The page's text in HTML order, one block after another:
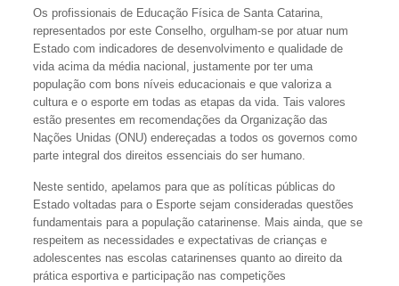
Os profissionais de Educação Física de Santa Catarina,
representados por este Conselho, orgulham-se por atuar num
Estado com indicadores de desenvolvimento e qualidade de
vida acima da média nacional, justamente por ter uma
população com bons níveis educacionais e que valoriza a
cultura e o esporte em todas as etapas da vida. Tais valores
estão presentes em recomendações da Organização das
Nações Unidas (ONU) endereçadas a todos os governos como
parte integral dos direitos essenciais do ser humano.
Neste sentido, apelamos para que as políticas públicas do
Estado voltadas para o Esporte sejam consideradas questões
fundamentais para a população catarinense. Mais ainda, que se
respeitem as necessidades e expectativas de crianças e
adolescentes nas escolas catarinenses quanto ao direito da
prática esportiva e participação nas competições